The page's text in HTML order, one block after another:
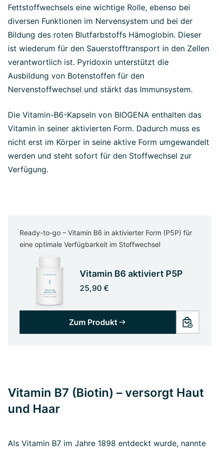
Fettstoffwechsels eine wichtige Rolle, ebenso bei
diversen Funktionen im Nervensystem und bei der
Bildung des roten Blutfarbstoffs Hämoglobin. Dieser
ist wiederum für den Sauerstofftransport in den Zellen
verantwortlich ist. Pyridoxin unterstützt die
Ausbildung von Botenstoffen für den
Nervenstoffwechsel und stärkt das Immunsystem.
Die Vitamin-B6-Kapseln von BIOGENA enthalten das
Vitamin in seiner aktivierten Form. Dadurch muss es
nicht erst im Körper in seine aktive Form umgewandelt
werden und steht sofort für den Stoffwechsel zur
Verfügung.
Ready-to-go – Vitamin B6 in aktivierter Form (P5P) für
eine optimale Verfügbarkeit im Stoffwechsel
Vitamin B6 aktiviert P5P
25,90 €
Zum Produkt
Vitamin B7 (Biotin) – versorgt Haut
und Haar
Als Vitamin B7 im Jahre 1898 entdeckt wurde, nannte